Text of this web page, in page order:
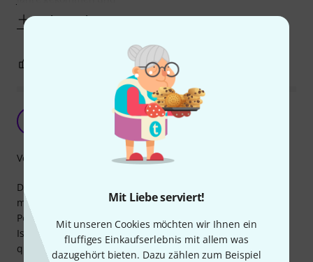
Mit Liebe serviert!
Mit unseren Cookies möchten wir Ihnen ein
fluffiges Einkaufserlebnis mit allem was
dazugehört bieten. Dazu zählen zum Beispiel
Mehr anzeigen
BEWERTUNG MELDEN
Gutes Ersatzteil
AmnesioBodega 10.04.2021
Der Fender 5-Way Switch ist hervorragend verarbeitet und
man spürt ein festes und sicheres Einrasten an jeder
Position.
Ist zwar etwas teurer als die bekannten Alternativen, aber
qualitativ aufjeden Fall top und absolut empfehlenswert.
Verarbeitung